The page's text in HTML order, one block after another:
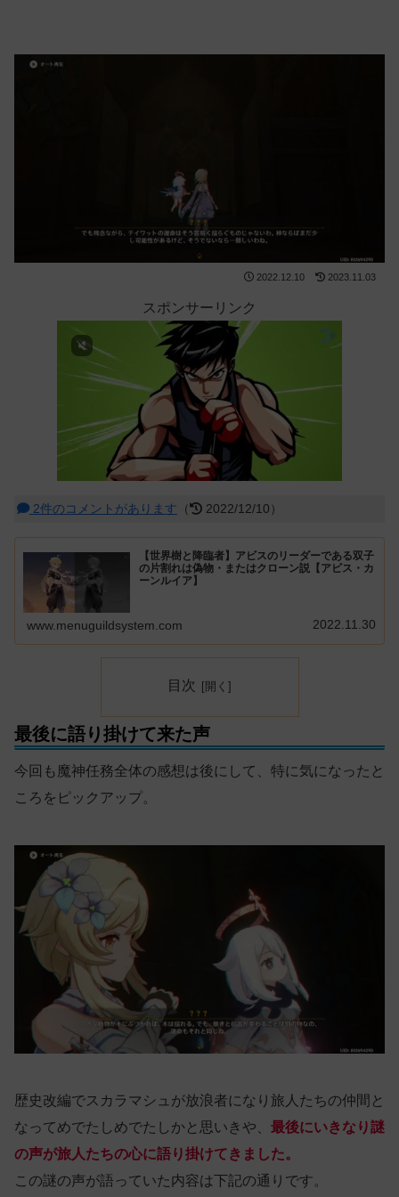
2022.12.10 2023.11.03
スポンサーリンク
2件のコメントがあります （ 2022/12/10）
【世界樹と降臨者】アビスのリーダーである双子
の片割れは偽物・またはクローン説【アビス・カ
ーンルイア】
www.menuguildsystem.com 2022.11.30
目次
最後に語り掛けて来た声
今回も魔神任務全体の感想は後にして、特に気になったと
ころをピックアップ。
歴史改編でスカラマシュが放浪者になり旅人たちの仲間と
なってめでたしめでたしかと思いきや、 最後にいきなり謎
の声が旅人たちの心に語り掛けてきました。
この謎の声が語っていた内容は下記の通りです。